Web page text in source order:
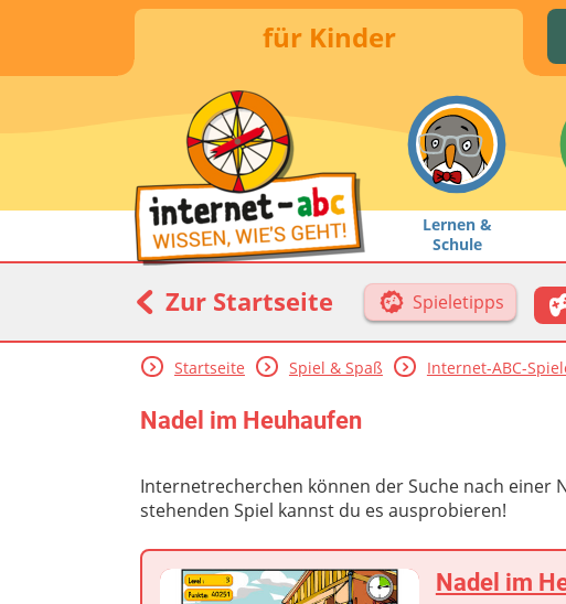
für Kinder
Lernen &
Schule
Zur Startseite Spieletipps
Startseite Spiel & Spaß Internet-ABC-
Nadel im Heuhaufen
Internetrecherchen können der Suche nach einer
stehenden Spiel kannst du es ausprobieren!
Nadel im